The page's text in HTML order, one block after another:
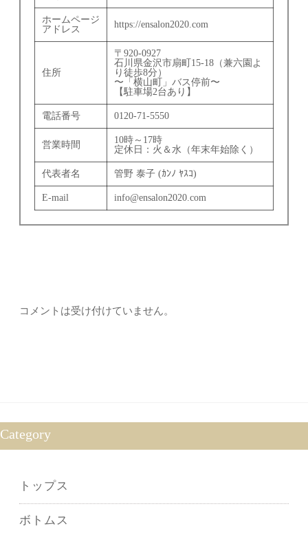
ホームページ
アドレス
https://ensalon2020.com
住所
〒920-0927
石川県金沢市扇町15-18（兼六園よ
り徒歩8分）
〜「横山町」バス停前〜
【駐車場2台あり】
電話番号 0120-71-5550
営業時間
10時～17時
定休日：火＆水（年末年始除く）
代表者名 管野 泰子 (ｶﾝﾉ ﾔｽｺ)
E-mail info@ensalon2020.com
コメントは受け付けていません。
Category
トップス
ボトムス